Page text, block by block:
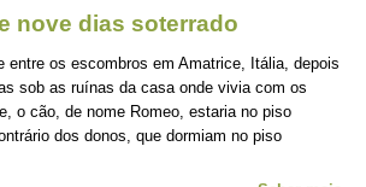
nove dias soterrado
entre os escombros em Amatrice, Itália, depois
sob as ruínas da casa onde vivia com os
o cão, de nome Romeo, estaria no piso
dos donos, que dormiam no piso